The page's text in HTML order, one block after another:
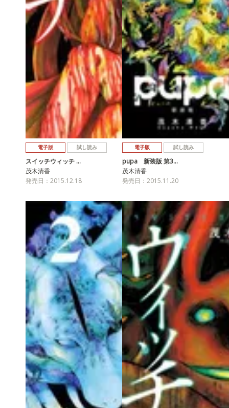
電子版 試し読み
スイッチウィッチ …
茂木清香
発売日：2015.12.18
電子版 試し読み
pupa 新装版 第3…
茂木清香
発売日：2015.11.20